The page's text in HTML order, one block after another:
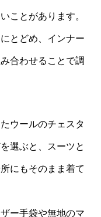
ことがあります。
とどめ、インナー
合わせることで調
ウールのチェスタ
選ぶと、スーツと
にもそのまま着て
ー手袋や無地のマ